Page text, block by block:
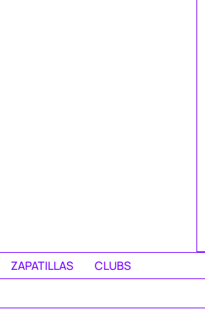
ZAPATILLAS CLUBS